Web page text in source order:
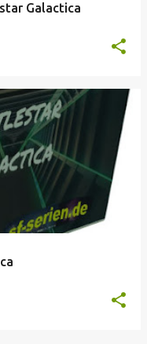
Galactica